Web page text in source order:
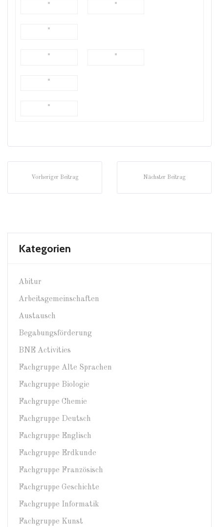
Vorheriger Beitrag Nächster Beitrag
Kategorien
Abitur
Arbeitsgemeinschaften
Austausch
Begabungsförderung
BNE Activities
Fachgruppe Alte Sprachen
Fachgruppe Biologie
Fachgruppe Chemie
Fachgruppe Deutsch
Fachgruppe Englisch
Fachgruppe Erdkunde
Fachgruppe Französisch
Fachgruppe Geschichte
Fachgruppe Informatik
Fachgruppe Kunst